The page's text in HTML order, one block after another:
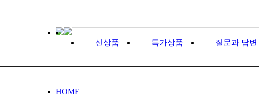
신상품 특가상품 질문과 답변
HOME